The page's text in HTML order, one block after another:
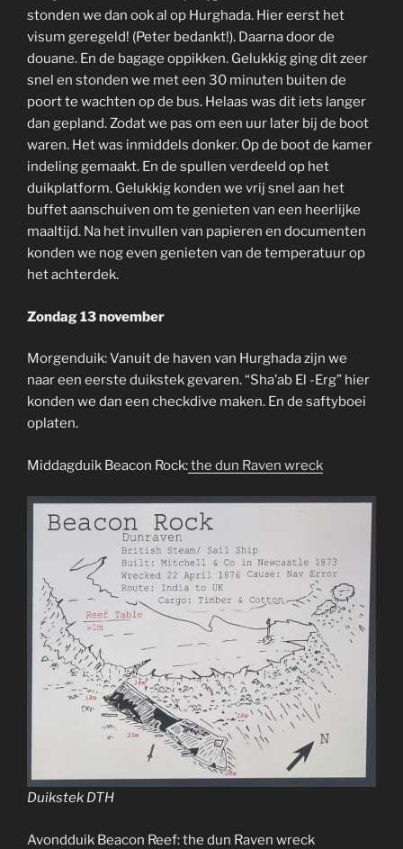
stonden we dan ook al op Hurghada. Hier eerst het
visum geregeld! (Peter bedankt!). Daarna door de
douane. En de bagage oppikken. Gelukkig ging dit zeer
snel en stonden we met een 30 minuten buiten de
poort te wachten op de bus. Helaas was dit iets langer
dan gepland. Zodat we pas om een uur later bij de boot
waren. Het was inmiddels donker. Op de boot de kamer
indeling gemaakt. En de spullen verdeeld op het
duikplatform. Gelukkig konden we vrij snel aan het
buffet aanschuiven om te genieten van een heerlijke
maaltijd. Na het invullen van papieren en documenten
konden we nog even genieten van de temperatuur op
het achterdek.
Zondag 13 november
Morgenduik: Vanuit de haven van Hurghada zijn we
naar een eerste duikstek gevaren. “Sha’ab El -Erg” hier
konden we dan een checkdive maken. En de saftyboei
oplaten.
Middagduik Beacon Rock:the dun Raven wreck
Duikstek DTH
Avondduik Beacon Reef: the dun Raven wreck